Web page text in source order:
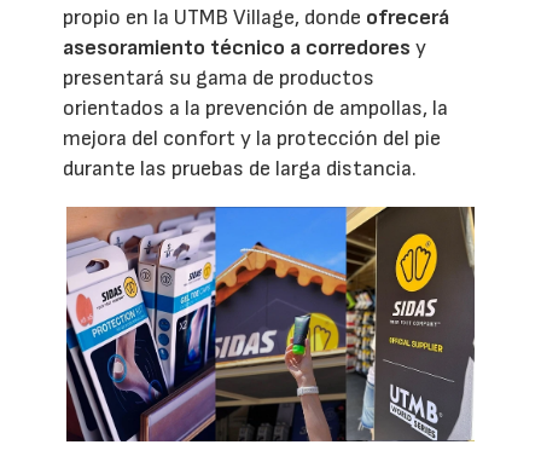
propio en la UTMB Village, donde ofrecerá
asesoramiento técnico a corredores y
presentará su gama de productos
orientados a la prevención de ampollas, la
mejora del confort y la protección del pie
durante las pruebas de larga distancia.